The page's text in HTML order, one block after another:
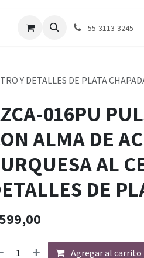
55-3113-3245
Y DETALLES DE PLATA
016PU
ALMA DE
AL
DE
Agregar al carrito